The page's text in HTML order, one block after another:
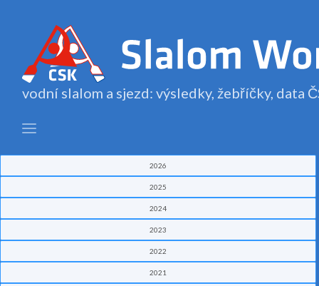
vodní slalom a sjezd: výsledky, žebříčky, data
2026
2025
2024
2023
2022
2021